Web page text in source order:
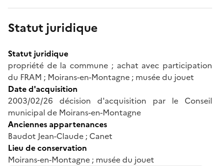
Statut juridique
Statut juridique
propriété de la commune ; achat avec participation
du FRAM ; Moirans-en-Montagne ; musée du jouet
Date d'acquisition
2003/02/26 décision d'acquisition par le Conseil
municipal de Moirans-en-Montagne
Anciennes appartenances
Baudot Jean-Claude ; Canet
Lieu de conservation
Moirans-en-Montagne ; musée du jouet